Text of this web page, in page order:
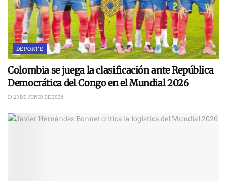
DEPORTE
Colombia se juega la clasificación ante República
Democrática del Congo en el Mundial 2026
23 DE JUNIO DE 2026